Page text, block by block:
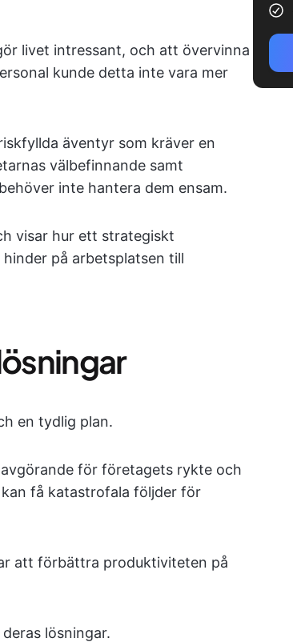
livet intressant, och att övervinna
kunde detta inte vara mer
äventyr som kräver en
välbefinnande samt
inte hantera dem ensam.
visar hur ett strategiskt
på arbetsplatsen till
en tydlig plan.
för företagets rykte och
få katastrofala följder för
att förbättra produktiviteten på
lösningar.